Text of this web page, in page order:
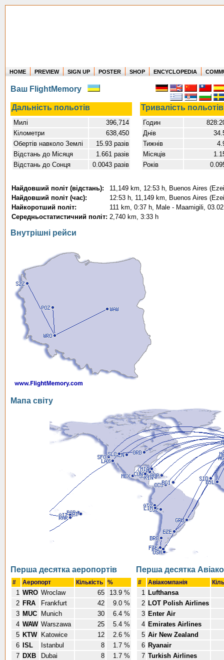
Where in the world have you flown?
How long have you been in the air?
Create your own FlightMemory and see!
HOME PREVIEW SIGN UP POSTER SHOP ENCYCLOPEDIA
Ваш FlightMemory
Дальність польотів Тривалість польотів
Милі
396,714
Кілометри
638,450
Обертів навколо Землі
15.93 разів
Відстань до Місяця
1.661 разів
Відстань до Сонця
0.0043 разів
Годин
Днів
Тижнів
Місяців
Років
Найдовший політ (відстань):
11,149 km, 12:53 h, Buenos Aires
Найдовший політ (час):
12:53 h, 11,149 km, Buenos Aires
Найкоротший політ:
111 km, 0:37 h, Male - Maamigili,
Середньостатистичний політ: 2,740 km, 3:33 h
Внутрішні рейси
Мапа світу
Перша десятка аеропортів
# Аеропорт Кількість %
1 WRO Wroclaw 65
13.9 %
2 FRA Frankfurt 42
9.0 %
3 MUC Munich 30
6.4 %
4 WAW Warszawa 25
5.4 %
5 KTW Katowice 12
2.6 %
6
ISL Istanbul 8
1.7 %
7 DXB Dubai 8
1.7 %
Перша десятка
# Авіакомпанія
1 Lufthansa
2 LOT Polish Airlines
3 Enter Air
4 Emirates Airlines
5 Air New Zealand
6 Ryanair
7 Turkish Airlines